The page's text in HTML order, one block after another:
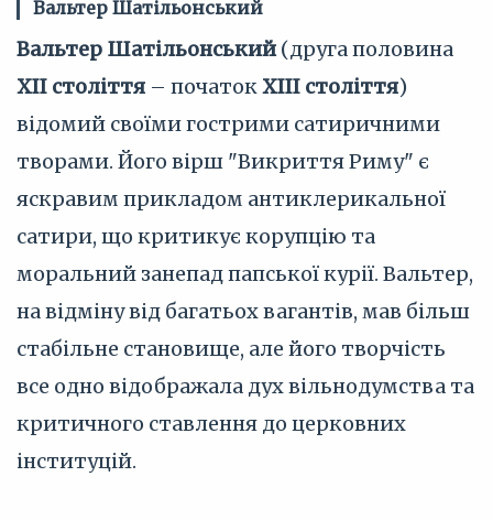
Вальтер Шатільонський
Вальтер Шатільонський(друга половина
XII століття – початокXIII століття)
відомий своїми гострими сатиричними
творами. Його вірш "Викриття Риму" є
яскравим прикладом антиклерикальної
сатири, що критикує корупцію та
моральний занепад папської курії. Вальтер,
на відміну від багатьох вагантів, мав більш
стабільне становище, але його творчість
все одно відображала дух вільнодумства та
критичного ставлення до церковних
інституцій.